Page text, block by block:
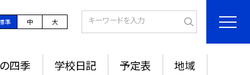
準 中 大
四季 学校日記 予定表 地域